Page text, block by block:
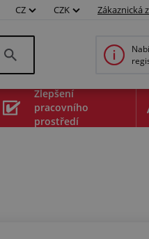
CZ CZK Zákaznická
Zlepšení
pracovního
prostředí